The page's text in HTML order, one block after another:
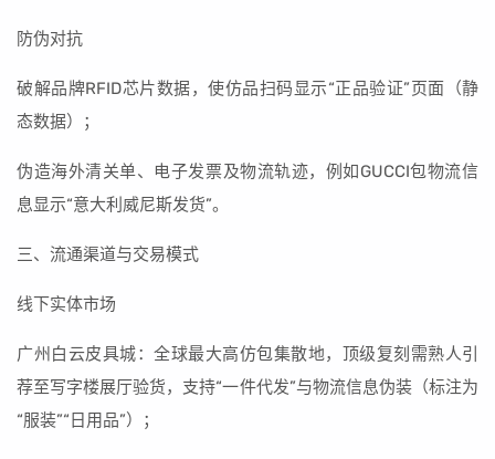
防伪对抗
破解品牌RFID芯片数据，使仿品扫码显示“正品验证”页面（静
态数据）；
伪造海外清关单、电子发票及物流轨迹，例如GUCCI包物流信
息显示“意大利威尼斯发货”。
三、流通渠道与交易模式
线下实体市场
广州白云皮具城：全球最大高仿包集散地，顶级复刻需熟人引
荐至写字楼展厅验货，支持“一件代发”与物流信息伪装（标注为
“服装”“日用品”）；